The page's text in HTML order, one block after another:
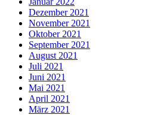
Dezember 2021
November 2021
Oktober 2021
September 2021
August 2021
Juli 2021
Juni 2021
Mai 2021
April 2021
März 2021